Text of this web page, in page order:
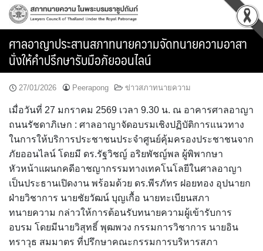
Skip
ศาลอาญาประสานสภาทนายความจัดทนายความอาสา
นั่งให้คำปรึกษารับมือภัยออนไลน์
27/01/2026 Peerapong ข่าวสภาทนายความ
เมื่อวันที่ 27 มกราคม 2569 เวลา 9.30 น. ณ อาคารศาลอาญา
ถนนรัชดาภิเษก : ศาลอาญาจัดอบรมเชิงปฏิบัติการแนวทาง
ในการให้บริการประชาชนประจำศูนย์คุ้มครองประชาชนจาก
ภัยออนไลน์ โดยมี ดร.รัฐวิชญ์ อริยพัชญ์พล ผู้พิพากษา
หัวหน้าแผนกคดีอาชญากรรมทางเทคโนโลยีในศาลอาญา
เป็นประธานเปิดงาน พร้อมด้วย ดร.พีรภัทร ฝอยทอง อุปนายก
ฝ่ายวิชาการ นายชัยวัฒน์ บุญเกื้อ นายทะเบียนสภา
ทนายความ กล่าวให้การต้อนรับทนายความผู้เข้ารับการ
อบรม โดยมีนายวิสุทธิ์ พุฒพวง กรรมการวิชาการ นายอิน
ทราวุธ สมมาตร ที่ปรึกษาคณะกรรมการบริหารสภา